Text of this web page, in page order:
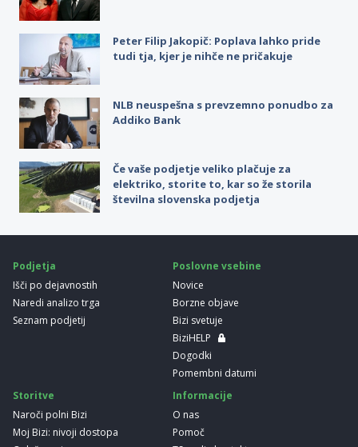
Peter Filip Jakopič: Poplava lahko pride
tudi tja, kjer je nihče ne pričakuje
NLB neuspešna s prevzemno ponudbo za
Addiko Bank
Če vaše podjetje veliko plačuje za
elektriko, storite to, kar so že storila
številna slovenska podjetja
Podjetja
Išči po dejavnostih
Naredi analizo trga
Seznam podjetij
Poslovne vsebine
Novice
Borzne objave
Bizi svetuje
BiziHELP
Dogodki
Pomembni datumi
Storitve
Naroči polni Bizi
Moj Bizi: nivoji dostopa
Informacije
O nas
Pomoč